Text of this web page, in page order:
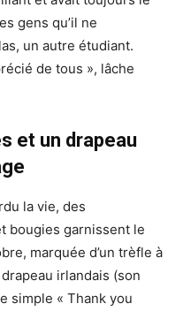
gens qu’il ne
un autre étudiant.
de tous », lâche
et un drapeau
la vie, des
bougies garnissent le
marquée d’un trèfle à
irlandais (son
simple « Thank you